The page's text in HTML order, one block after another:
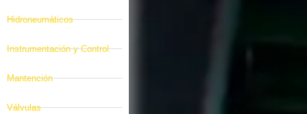
Hidroneumáticos
Instrumentación y Control
Mantención
Válvulas